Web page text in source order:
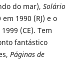
do mar), Solário
1990 (RJ) e o
(CE). Tem
fantástico
Páginas de